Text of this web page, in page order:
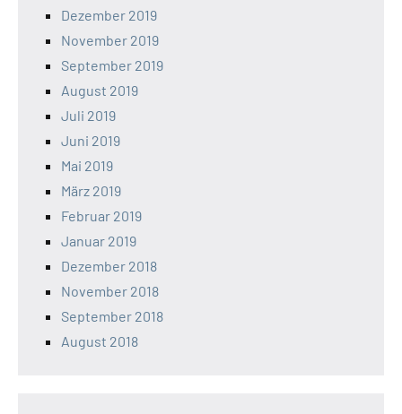
Dezember 2019
November 2019
September 2019
August 2019
Juli 2019
Juni 2019
Mai 2019
März 2019
Februar 2019
Januar 2019
Dezember 2018
November 2018
September 2018
August 2018